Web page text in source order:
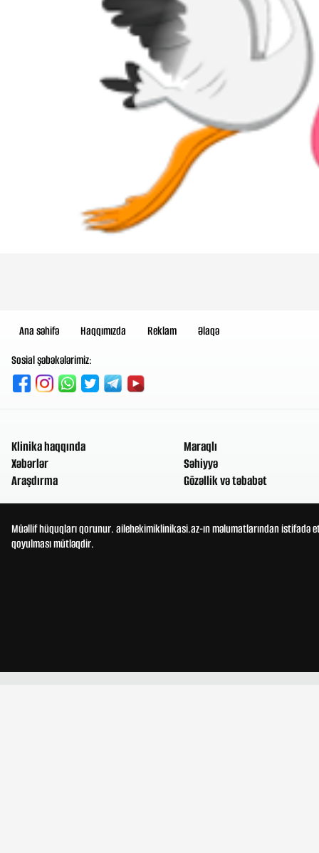
Ana səhifə Haqqımızda Reklam
Əlaqə
Sosial şəbəkələrimiz:
Klinika haqqında
Xəbərlər
Araşdırma
Maraqlı
Səhiyyə
Gözəllik və təbabət
Müəllif hüquqları qorunur. ailehekimiklinikasi.az-ın məlumatlarından
qoyulması mütləqdir.